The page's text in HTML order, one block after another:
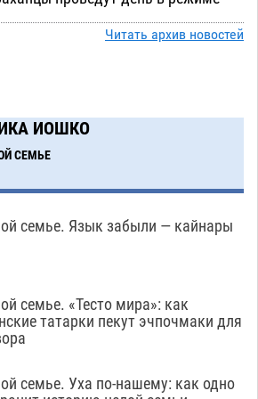
температурной нагрузки
07.08 633
проинспектировал
готовность астраханского
для льготников
07.08 490
обошлась
логистической компании в 400
07.08
кутилы сменили барные стойки
дежурки
Читать архив новостей
ИОШКО
СЕМЬЕ
семье. Язык забыли — кайнары
семье. «Тесто мира»: как
татарки пекут эчпочмаки для
семье. Уха по-нашему: как одно